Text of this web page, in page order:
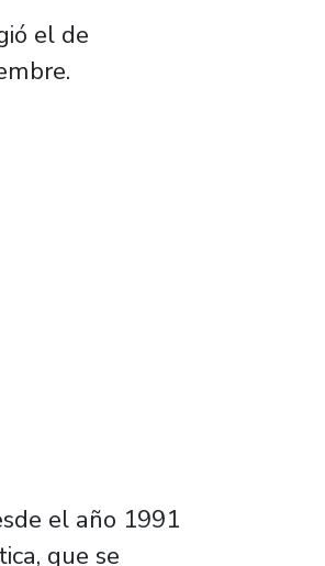
el de
el año 1991
que se